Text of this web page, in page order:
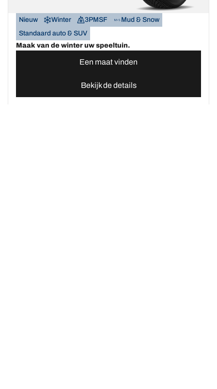
Nieuw Winter 3PMSF
Mud & Snow
Standaard auto & SUV
Maak van de winter uw speeltuin.
Een maat vinden
Bekijk de details